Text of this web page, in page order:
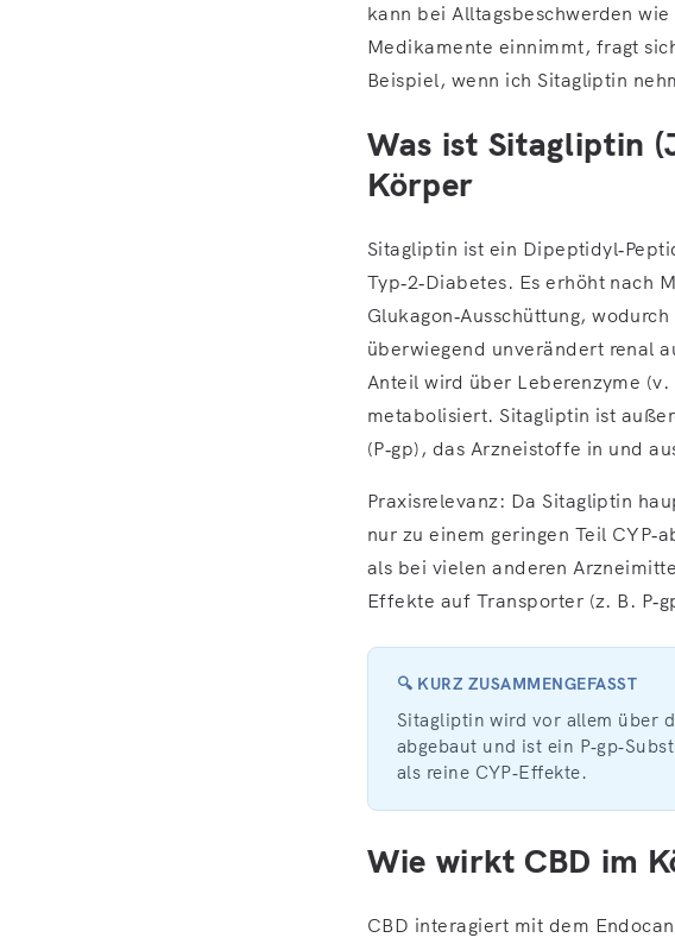
kann bei Alltagsbeschwerden
Medikamente einnimmt, fragt
Beispiel, wenn ich Sitagliptin
Was ist Sitagliptin
Körper
Sitagliptin ist ein
Typ‑2‑Diabetes. Es erhöht nach
Glukagon‑Ausschüttung,
überwiegend unverändert renal
Anteil wird über Leberenzyme
metabolisiert. Sitagliptin ist
(P‑gp), das Arzneistoffe in und
Praxisrelevanz: Da Sitagliptin
nur zu einem geringen Teil
als bei vielen anderen
Effekte auf Transporter (z. B.
🔍 KURZ ZUSAMMENGEFASST
Sitagliptin wird vor allem über
abgebaut und ist ein
als reine CYP‑Effekte.
Wie wirkt CBD im
CBD interagiert mit dem